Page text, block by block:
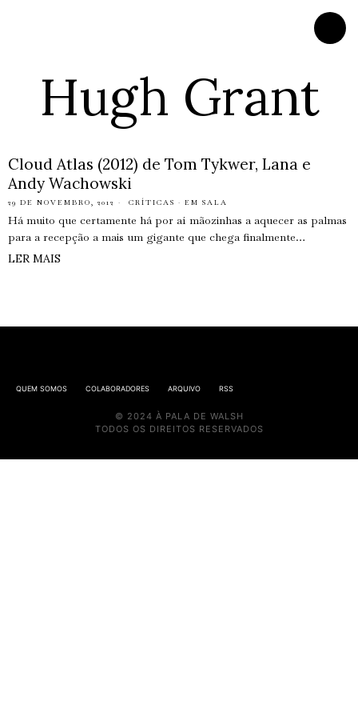
Hugh Grant
Cloud Atlas (2012) de Tom Tykwer, Lana e
Andy Wachowski
29 DE NOVEMBRO, 2012 CRÍTICAS · EM SALA
Há muito que certamente há por aí mãozinhas a aquecer as palmas
para a recepção a mais um gigante que chega finalmente…
LER MAIS
QUEM SOMOS COLABORADORES ARQUIVO RSS
© 2024 À PALA DE WALSH
TODOS OS DIREITOS RESERVADOS